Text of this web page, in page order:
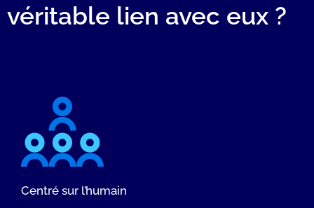
véritable lien avec eux ?
Centré sur l’humain